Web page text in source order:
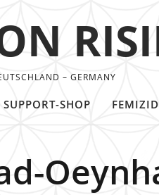
– GERMANY
SUPPORT-SHOP